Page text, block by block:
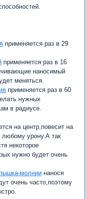
применяется раз в 29
применяется раз в 16
наносимый
меняться.
применяется раз в 60
нужных
в радиусе.
на центр,повесит на
любому урону.А так
некоторое
нужно будет очень
молнии нанося
очень часто,поэтому